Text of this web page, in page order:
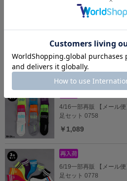
￥1,100
4/3一部再販 【メール便
ソックス 1239
￥770
4/16一部再販 【メール
足セット 0758
￥1,089
6/19一部再販 【メール
足セット 0778